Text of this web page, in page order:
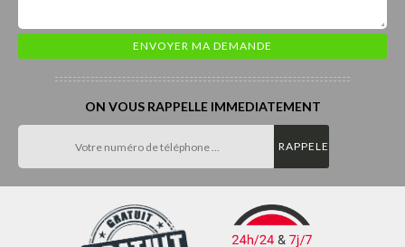
ON VOUS RAPPELLE IMMEDIATEMENT